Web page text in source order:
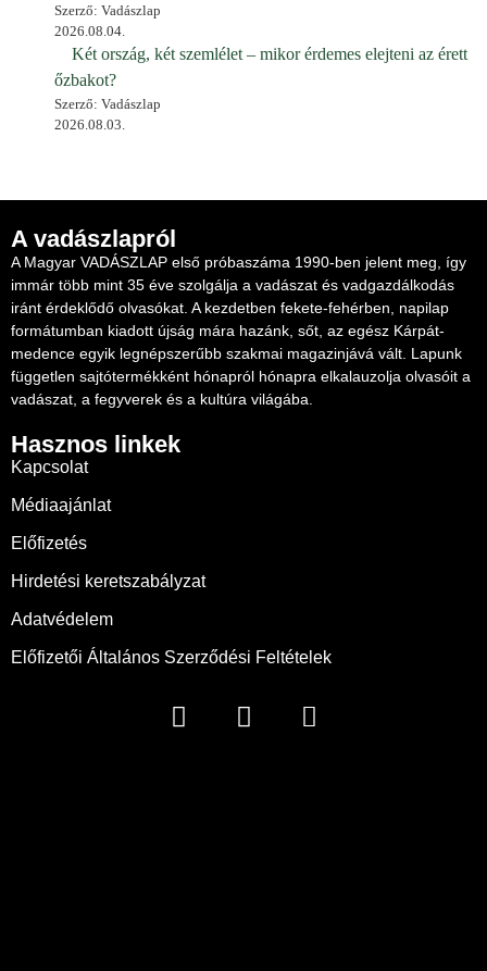
Szerző: Vadászlap
2026.08.04.
Két ország, két szemlélet – mikor érdemes elejteni az érett
őzbakot?
Szerző: Vadászlap
2026.08.03.
A vadászlapról
A Magyar VADÁSZLAP első próbaszáma 1990-ben jelent meg, így
immár több mint 35 éve szolgálja a vadászat és vadgazdálkodás
iránt érdeklődő olvasókat. A kezdetben fekete-fehérben, napilap
formátumban kiadott újság mára hazánk, sőt, az egész Kárpát-
medence egyik legnépszerűbb szakmai magazinjává vált. Lapunk
független sajtótermékként hónapról hónapra elkalauzolja olvasóit a
vadászat, a fegyverek és a kultúra világába.
Hasznos linkek
Kapcsolat
Médiaajánlat
Előfizetés
Hirdetési keretszabályzat
Adatvédelem
Előfizetői Általános Szerződési Feltételek